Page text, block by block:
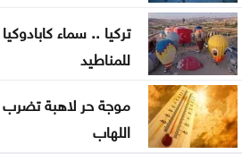
تركيا .. سماء
للمناطيد
موجة حر لاهبة
اللهاب